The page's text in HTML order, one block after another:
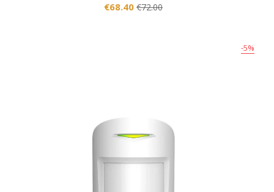
€68.40 €72.00
-5%